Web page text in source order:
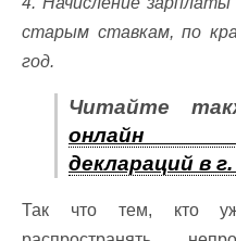
старым ставкам, по
год.
Читайте
онлайн
деклараций в
Так что тем, кто